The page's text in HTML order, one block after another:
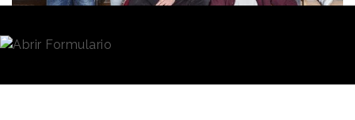
Redacción 19/01/2022 · 10:00